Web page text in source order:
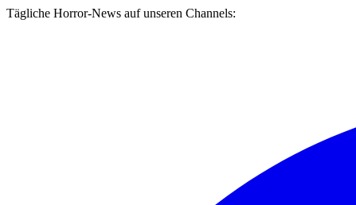
Tägliche Horror-News auf unseren Channels: